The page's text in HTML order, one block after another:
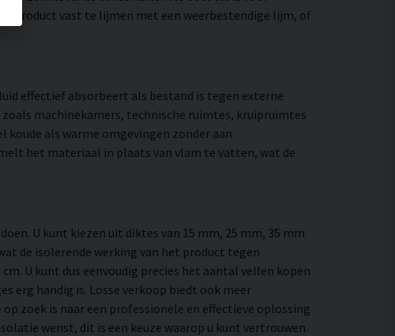
product vast te lijmen met een weerbestendige lijm, of
effectief absorbeert als bestand is tegen externe
machinekamers, technische ruimtes, kruipruimtes
koude als warme omgevingen zonder aan
het materiaal in plaats van vlam te vatten, wat de
U kunt kiezen uit diktes van 15 mm, 25 mm, 35 mm
de isolerende werking van het product tegen
U kunt dus eenvoudig precies het aantal vellen kopen
erg handig is. Losse verkoop biedt ook meer
zoek is naar een professionele en effectieve oplossing
wenst, dit is een keuze waarop u kunt vertrouwen.